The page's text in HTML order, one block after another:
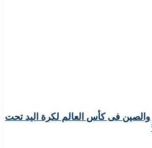
والصين فى كأس العالم لكرة اليد تحت